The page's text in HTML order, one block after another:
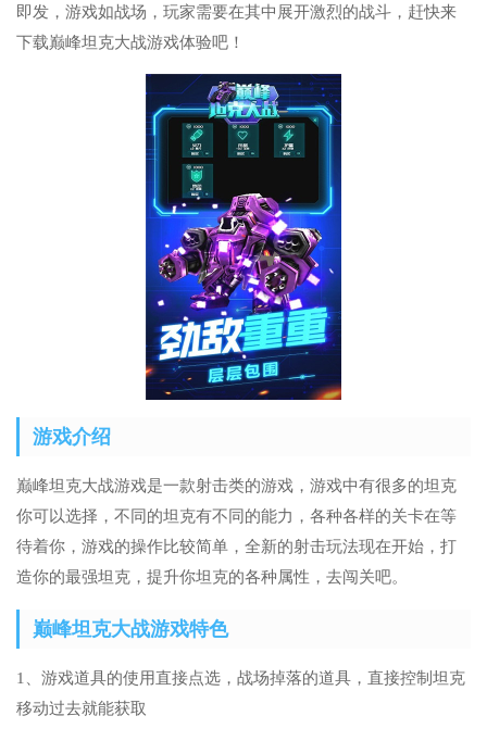
即发，游戏如战场，玩家需要在其中展开激烈的战斗，赶快来
下载巅峰坦克大战游戏体验吧！
游戏介绍
巅峰坦克大战游戏是一款射击类的游戏，游戏中有很多的坦克
你可以选择，不同的坦克有不同的能力，各种各样的关卡在等
待着你，游戏的操作比较简单，全新的射击玩法现在开始，打
造你的最强坦克，提升你坦克的各种属性，去闯关吧。
巅峰坦克大战游戏特色
1、游戏道具的使用直接点选，战场掉落的道具，直接控制坦克
移动过去就能获取